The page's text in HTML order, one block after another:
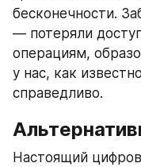
бесконечности.
— потеряли
операциям,
у нас, как
справедливо.
Настоящий